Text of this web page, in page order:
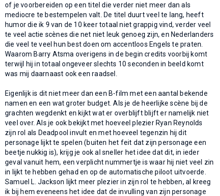
of je voorbereiden op een titel die verder niet meer dan als
mediocre te bestempelen valt. De titel duurt veel te lang, heeft
humor die ik 9 van de 10 keer totaal niet grappig vind, verder veel
te veel actie scènes die net niet leuk genoeg zijn, en Nederlanders
die veel te veel hun best doen om accentloos Engels te praten.
Waarom Barry Atsma overigens in de begin credits voorbij komt
terwijl hij in totaal ongeveer slechts 10 seconden in beeld komt
was mij daarnaast ook een raadsel.
Eigenlijk is dit niet meer dan een B-film met een aantal bekende
namen en een wat groter budget. Als je de heerlijke scène bij de
grachten wegdenkt en kijkt wat er overblijft blijft er namelijk niet
veel over. Als je ook bekijkt met hoeveel plezier Ryan Reynolds
zijn rol als Deadpool invult en met hoeveel tegenzin hij dit
personage lijkt te spelen (buiten het feit dat zijn personage een
beetje nukkig is), krijg je ook al sneller het idee dat dit, in ieder
geval vanuit hem, een verplicht nummertje is waar hij niet veel zin
in lijkt te hebben gehad en op de automatische piloot uitvoerde.
Samuel L. Jackson lijkt meer plezier in zijn rol te hebben, al kreeg
ik bij hem eveneens het idee dat de invulling van zijn personage